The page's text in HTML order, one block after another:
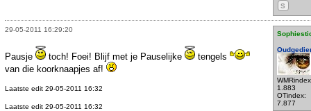
S
29-05-2011 16:29:20
1.883
OTindex:
7.877
Pausje toch! Foei! Blijf met je Pauselijke
tengels
van die koorknaapjes af!
Laatste edit 29-05-2011 16:32
Laatste edit 29-05-2011 16:32